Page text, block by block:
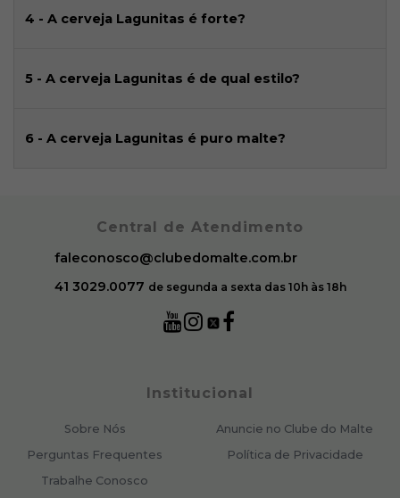
4 - A cerveja Lagunitas é forte?
5 - A cerveja Lagunitas é de qual estilo?
6 - A cerveja Lagunitas é puro malte?
Central de Atendimento
faleconosco@clubedomalte.com.br
41 3029.0077 de segunda a sexta das 10h às 18h
Institucional
Sobre Nós
Perguntas Frequentes
Trabalhe Conosco
Anuncie no Clube do Malte
Política de Privacidade